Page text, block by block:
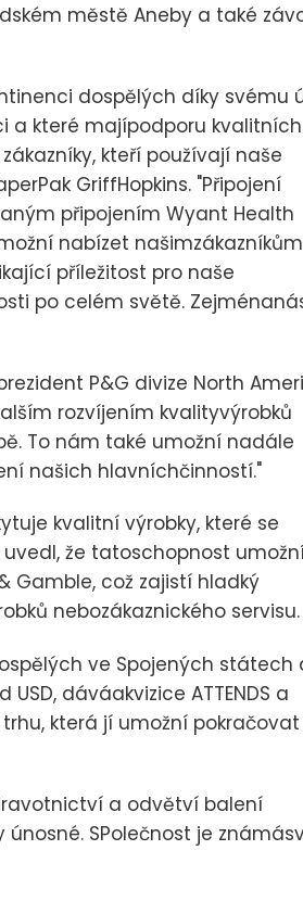
městě Aneby a také
dospělých díky svému
a které majípodporu kvalitních
kteří používají naše
GriffHopkins. "Připojení
připojením Wyant Health
nabízet našimzákazníkům
příležitost pro naše
po celém světě.
P&G divize North
rozvíjením kvalityvýrobků
To nám také umožní nadále
našich hlavníchčinností."
kvalitní výrobky, které se
uvedl, že tatoschopnost
Gamble, což zajistí hladký
nebozákaznického servisu.
ve Spojených státech
dáváakvizice ATTENDS a
která jí umožní
a odvětví balení
SPolečnost je